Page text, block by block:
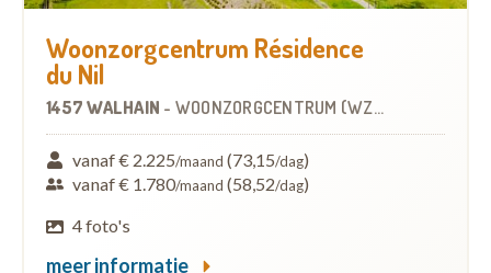
Woonzorgcentrum Résidence
du Nil
1457 WALHAIN - WOONZORGCENTRUM (WZC)
vanaf € 2.225/maand (73,15/dag)
vanaf € 1.780/maand (58,52/dag)
4 foto's
meer informatie